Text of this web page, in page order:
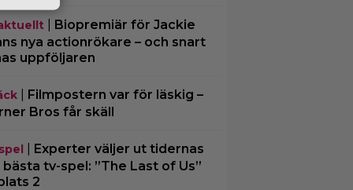
| Biopremiär för Jackie
nya actionrökare – och snart
uppföljaren
| Filmpostern var för läskig –
Bros får skäll
Experter väljer ut tidernas
bästa tv-spel: ”The Last of Us”
2